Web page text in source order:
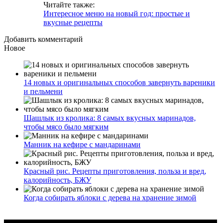
Читайте также:
Интересное меню на новый год: простые и
вкусные рецепты
Добавить комментарий
Новое
14 новых и оригинальных способов завернуть вареники
и пельмени
Шашлык из кролика: 8 самых вкусных маринадов,
чтобы мясо было мягким
Манник на кефире с мандаринами
Красный рис. Рецепты приготовления, польза и вред,
калорийность, БЖУ
Когда собирать яблоки с дерева на хранение зимой